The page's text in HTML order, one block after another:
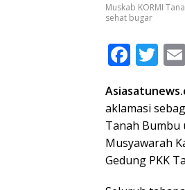
Muskab KORMI
sehat bugar
F
e
b
o
o
T
itt
er
aklamasi
Tanah Bumbu
Musyawarah
Gedung PKK